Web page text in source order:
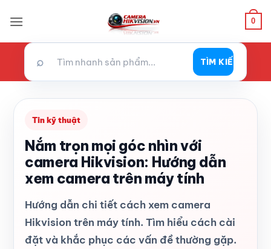
qua
0
⌕ TÌM KIẾM
Tin kỹ thuật
Nắm trọn mọi góc nhìn với
camera Hikvision: Hướng dẫn
xem camera trên máy tính
Hướng dẫn chi tiết cách xem camera
Hikvision trên máy tính. Tìm hiểu cách cài
đặt và khắc phục các vấn đề thường gặp.